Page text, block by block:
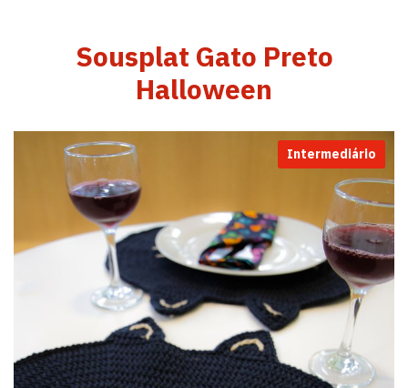
Sousplat Gato Preto
Halloween
Intermediário